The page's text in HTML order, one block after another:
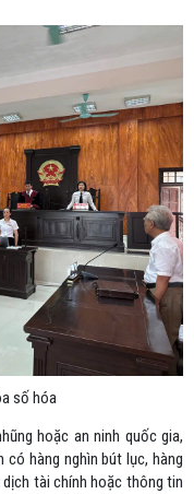
số hóa
hoặc an ninh quốc gia,
hàng nghìn bút lục, hàng
tài chính hoặc thông tin